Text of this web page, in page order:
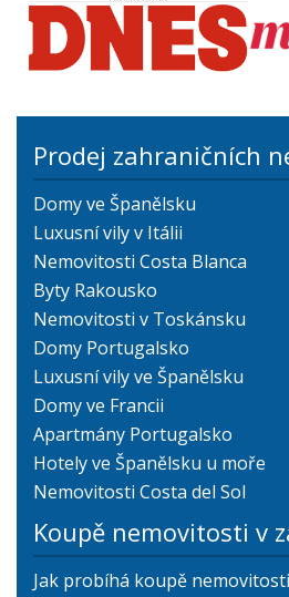
Prodej zahraničních
Domy ve Španělsku
Luxusní vily v Itálii
Nemovitosti Costa Blanca
Byty Rakousko
Nemovitosti v Toskánsku
Domy Portugalsko
Luxusní vily ve Španělsku
Domy ve Francii
Apartmány Portugalsko
Hotely ve Španělsku u moře
Nemovitosti Costa del Sol
Koupě nemovitosti v
Jak probíhá koupě